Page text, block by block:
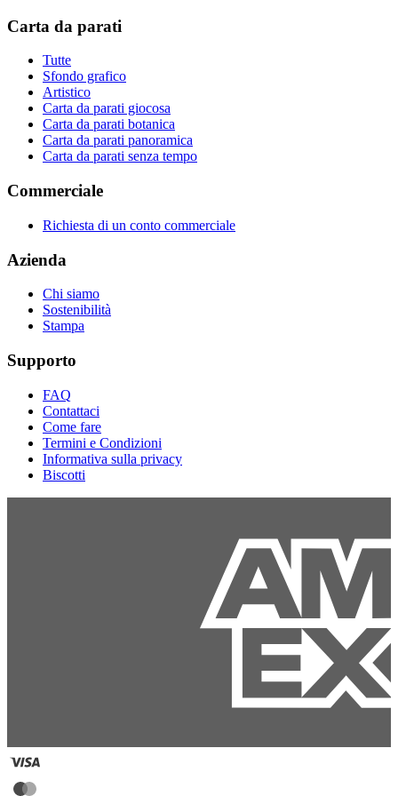
Carta da parati
Tutte
Sfondo grafico
Artistico
Carta da parati giocosa
Carta da parati botanica
Carta da parati panoramica
Carta da parati senza tempo
Commerciale
Richiesta di un conto commerciale
Azienda
Chi siamo
Sostenibilità
Stampa
Supporto
FAQ
Contattaci
Come fare
Termini e Condizioni
Informativa sulla privacy
Biscotti